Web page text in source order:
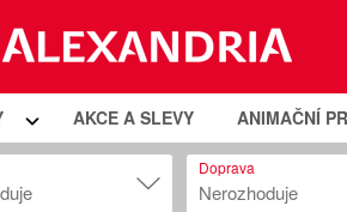
AKCE A SLEVY ANIMAČNÍ
Doprava
Nerozhoduje